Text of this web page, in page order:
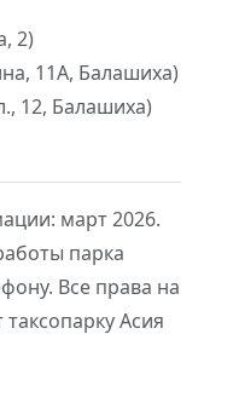
2)
11А, Балашиха)
12, Балашиха)
март 2026.
парка
Все права на
Асия